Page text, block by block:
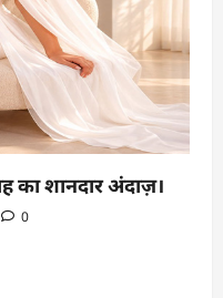
का शानदार अंदाज़।
0